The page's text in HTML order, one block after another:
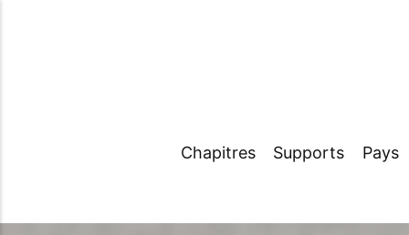
Chapitres Supports Pays